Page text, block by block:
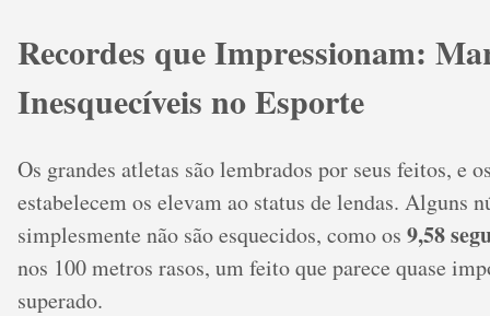
Recordes que Impressionam:
Inesquecíveis no Esporte
Os grandes atletas são lembrados por seus feitos, e
estabelecem os elevam ao status de lendas. Alguns
simplesmente não são esquecidos, como os 9,58
nos 100 metros rasos, um feito que parece quase
superado.